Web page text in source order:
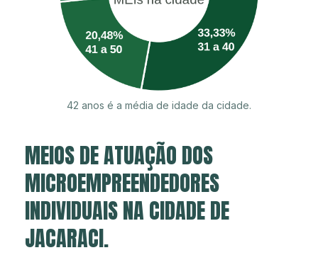
42 anos é a média de idade da cidade.
MEIOS DE ATUAÇÃO DOS
MICROEMPREENDEDORES
INDIVIDUAIS NA CIDADE DE
JACARACI.